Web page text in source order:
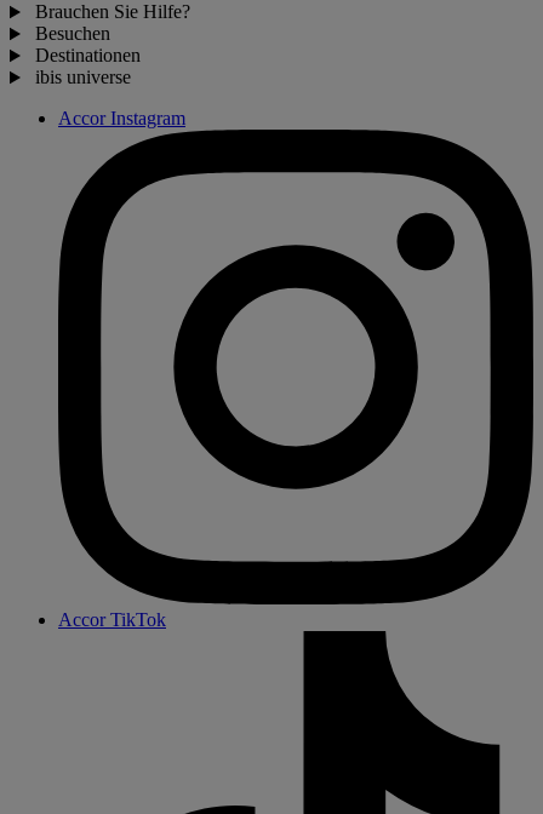
Brauchen Sie Hilfe?
Besuchen
Destinationen
ibis universe
Accor Instagram
Accor TikTok